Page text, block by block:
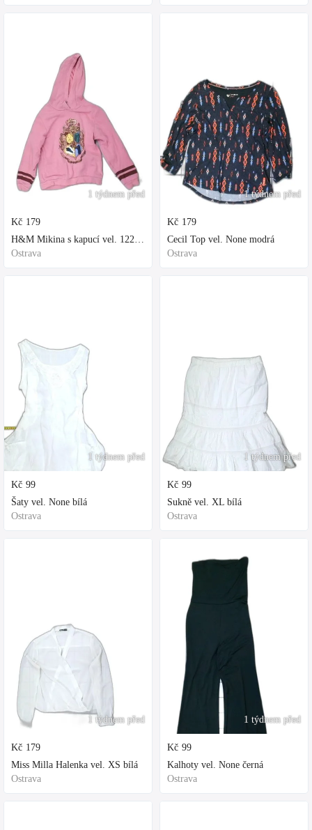
1 týdnem před
Kč 179
H&M Mikina s kapucí vel. 122 fialová
Ostrava
1 týdnem před
Kč 99
Šaty vel. None bílá
Ostrava
1 týdnem před
Kč 179
Miss Milla Halenka vel. XS bílá
Ostrava
1 týdnem před
Kč 179
Cecil Top vel. None modrá
Ostrava
1 týdnem před
Kč 99
Sukně vel. XL bílá
Ostrava
1 týdnem před
Kč 99
Kalhoty vel. None černá
Ostrava